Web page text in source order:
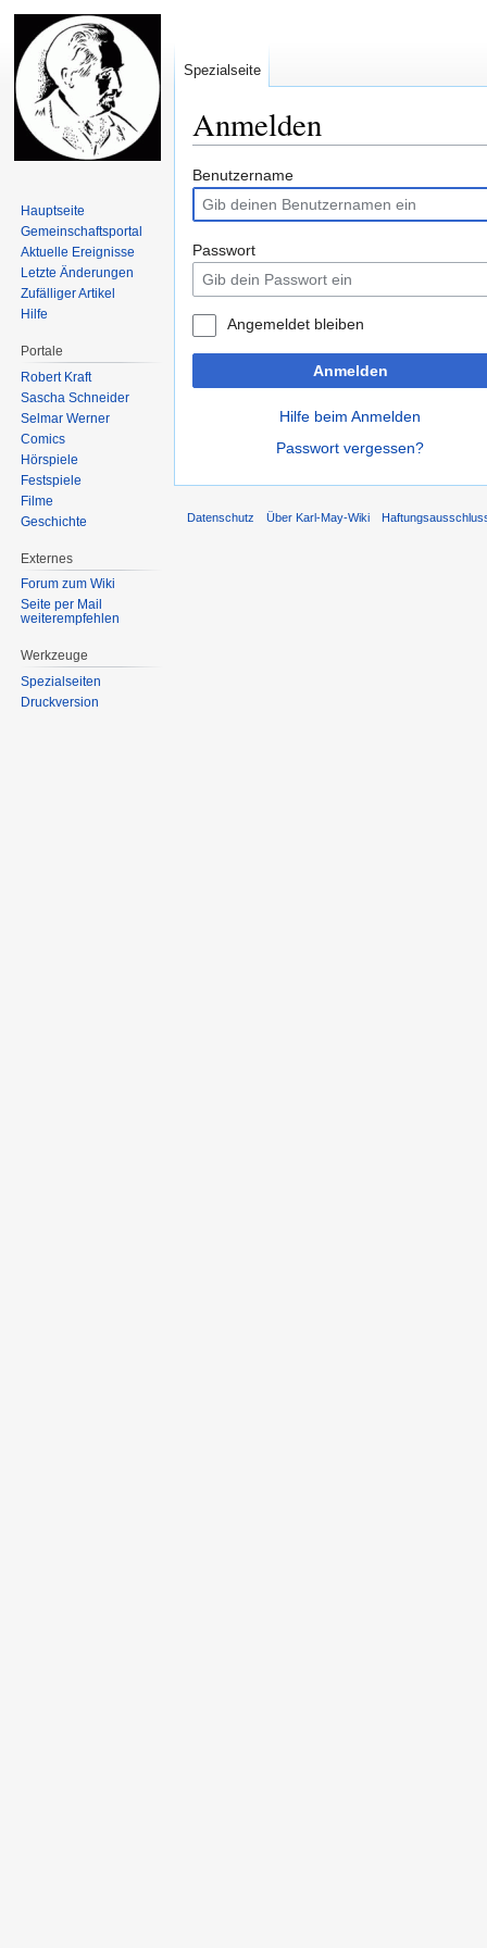
Anmelden
Zur
Navigation
springen
Zur
Suche
springen
Benutzername
Passwort
Angemeldet bleiben
Anmelden
Hilfe beim Anmelden
Passwort vergessen?
Spezialseite
Hauptseite
Gemeinschafts­portal
Aktuelle Ereignisse
Letzte Änderungen
Zufälliger Artikel
Hilfe
Portale
Robert Kraft
Sascha Schneider
Selmar Werner
Comics
Hörspiele
Festspiele
Filme
Geschichte
Externes
Forum zum Wiki
Seite per Mail
weiterempfehlen
Werkzeuge
Spezialseiten
Druckversion
Datenschutz Über Karl-May-Wiki